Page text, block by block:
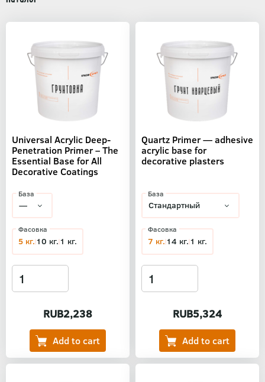
Universal Acrylic Deep-
Penetration Primer – The
Essential Base for All
Decorative Coatings
RUB2,238
База
Фасовка
5 кг. 10 кг. 1 кг.
Quartz Primer — adhesive
acrylic base for
decorative plasters
RUB5,324
База
Фасовка
7 кг. 14 кг. 1 кг.